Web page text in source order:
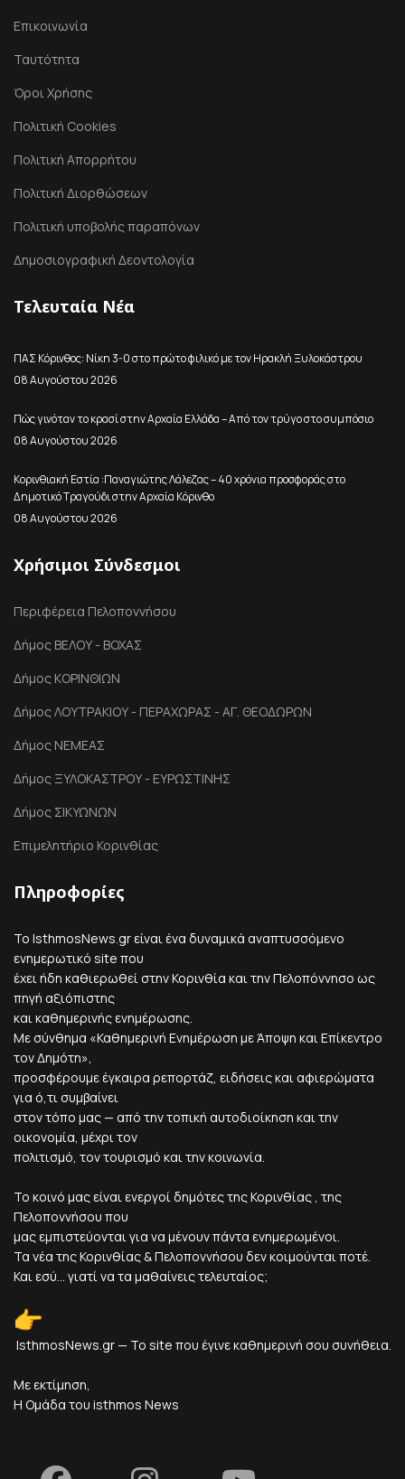
Επικοινωνία
Ταυτότητα
Όροι Χρήσης
Πολιτική Cookies
Πολιτική Απορρήτου
Πολιτική Διορθώσεων
Πολιτική υποβολής παραπόνων
Δημοσιογραφική Δεοντολογία
Τελευταία Νέα
ΠΑΣ Κόρινθος: Νίκη 3-0 στο πρώτο φιλικό με τον Ηρακλή Ξυλοκάστρου
08 Αυγούστου 2026
Πώς γινόταν το κρασί στην Αρχαία Ελλάδα – Από τον τρύγο στο συμπόσιο
08 Αυγούστου 2026
Κορινθιακή Εστία :Παναγιώτης Λάλεζας – 40 χρόνια προσφοράς στο
Δημοτικό Τραγούδι στην Αρχαία Κόρινθο
08 Αυγούστου 2026
Χρήσιμοι Σύνδεσμοι
Περιφέρεια Πελοποννήσου
Δήμος ΒΕΛΟΥ - ΒΟΧΑΣ
Δήμος ΚΟΡΙΝΘΙΩΝ
Δήμος ΛΟΥΤΡΑΚΙΟΥ - ΠΕΡΑΧΩΡΑΣ - ΑΓ. ΘΕΟΔΩΡΩΝ
Δήμος ΝΕΜΕΑΣ
Δήμος ΞΥΛΟΚΑΣΤΡΟΥ - ΕΥΡΩΣΤΙΝΗΣ
Δήμος ΣΙΚΥΩΝΩΝ
Επιμελητήριο Κορινθίας
Πληροφορίες
Το IsthmosNews.gr είναι ένα δυναμικά αναπτυσσόμενο
ενημερωτικό site που
έχει ήδη καθιερωθεί στην Κορινθία και την Πελοπόννησο ως
πηγή αξιόπιστης
και καθημερινής ενημέρωσης.
Με σύνθημα «Καθημερινή Ενημέρωση με Άποψη και Επίκεντρο
τον Δημότη»,
προσφέρουμε έγκαιρα ρεπορτάζ, ειδήσεις και αφιερώματα
για ό,τι συμβαίνει
στον τόπο μας — από την τοπική αυτοδιοίκηση και την
οικονομία, μέχρι τον
πολιτισμό, τον τουρισμό και την κοινωνία.
Το κοινό μας είναι ενεργοί δημότες της Κορινθίας , της
Πελοποννήσου που
μας εμπιστεύονται για να μένουν πάντα ενημερωμένοι.
Τα νέα της Κορινθίας & Πελοποννήσου δεν κοιμούνται ποτέ.
Και εσύ... γιατί να τα μαθαίνεις τελευταίος;
IsthmosNews.gr — Το site που έγινε καθημερινή σου συνήθεια.
Με εκτίμηση,
Η Ομάδα του isthmos News